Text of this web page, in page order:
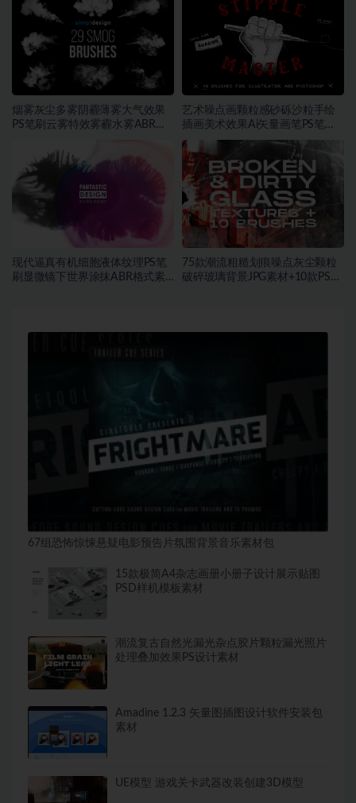
烟雾灰尘多雾阴霾薄雾大气效果
PS笔刷云雾特效雾霾水雾ABR格
艺术噪点画颗粒感砂砾沙粒手绘
插画美术效果Ai矢量画笔PS笔刷
素材
现代逼真有机细胞液体纹理PS笔
刷显微镜下世界涂抹ABR格式素
75款潮流粗糙划痕噪点灰尘颗粒
破碎玻璃背景JPG素材+10款PS笔
67组恐怖惊悚悬疑电影预告片氛围背景音乐素材包
15款极简A4杂志画册小册子设计展示贴图
PSD样机模板素材
潮流复古自然光漏光杂点胶片颗粒漏光照片
处理叠加效果PS设计素材
Amadine 1.2.3 矢量图插图设计软件安装包
素材
UE模型 游戏关卡武器改装创建3D模型